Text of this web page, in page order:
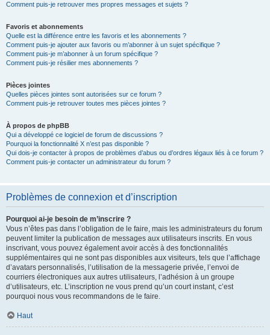
Comment puis-je retrouver mes propres messages et sujets ?
Favoris et abonnements
Quelle est la différence entre les favoris et les abonnements ?
Comment puis-je ajouter aux favoris ou m’abonner à un sujet spécifique ?
Comment puis-je m’abonner à un forum spécifique ?
Comment puis-je résilier mes abonnements ?
Pièces jointes
Quelles pièces jointes sont autorisées sur ce forum ?
Comment puis-je retrouver toutes mes pièces jointes ?
À propos de phpBB
Qui a développé ce logiciel de forum de discussions ?
Pourquoi la fonctionnalité X n’est pas disponible ?
Qui dois-je contacter à propos de problèmes d’abus ou d’ordres légaux liés à ce forum ?
Comment puis-je contacter un administrateur du forum ?
Problèmes de connexion et d’inscription
Pourquoi ai-je besoin de m’inscrire ?
Vous n’êtes pas dans l’obligation de le faire, mais les administrateurs du forum
peuvent limiter la publication de messages aux utilisateurs inscrits. En vous
inscrivant, vous pouvez également avoir accès à des fonctionnalités
supplémentaires qui ne sont pas disponibles aux visiteurs, tels que l’affichage
d’avatars personnalisés, l’utilisation de la messagerie privée, l’envoi de
courriers électroniques aux autres utilisateurs, l’adhésion à un groupe
d’utilisateurs, etc. L’inscription ne vous prend qu’un court instant, c’est
pourquoi nous vous recommandons de le faire.
Haut